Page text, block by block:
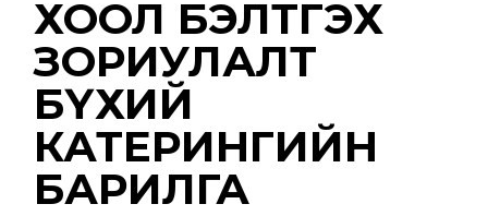
ХООЛ БЭЛТГЭХ
ЗОРИУЛАЛТ
БҮХИЙ
КАТЕРИНГИЙН
БАРИЛГА